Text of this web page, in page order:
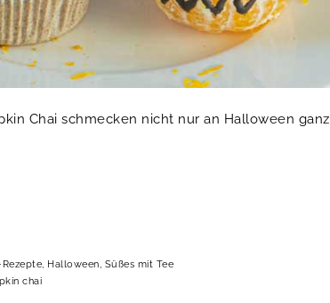
Chai schmecken nicht nur an Halloween ganz
Rezepte, Halloween, Süßes mit Tee
chai